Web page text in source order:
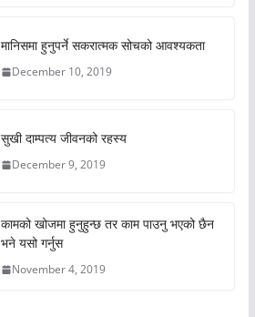
मानिसमा हुनुपर्ने सकरात्मक सोचको आवश्यकता
December 10, 2019
सुखी दाम्पत्य जीवनको रहस्य
December 9, 2019
कामको खोजमा हुनुहुन्छ तर काम पाउनु भएको छैन
भने यसो गर्नुस
November 4, 2019